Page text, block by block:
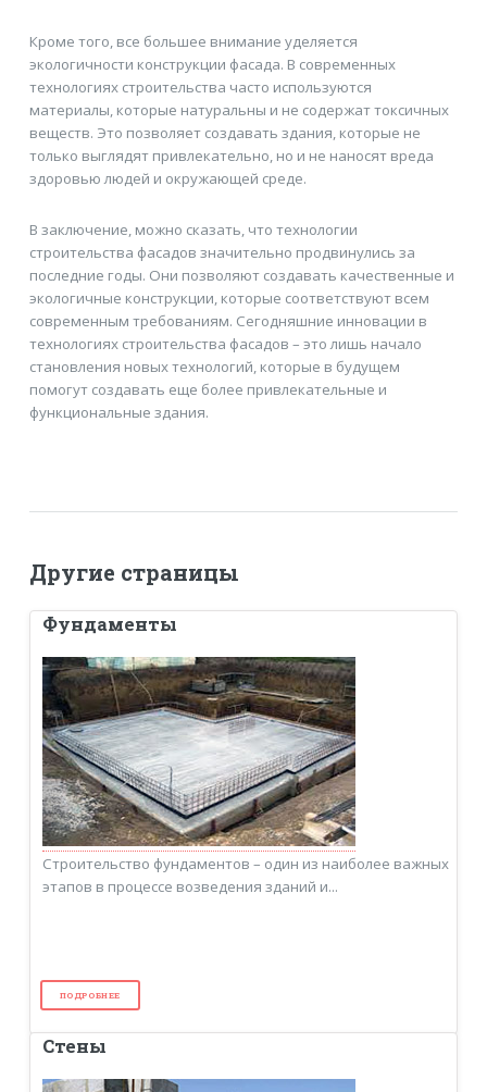
Кроме того, все большее внимание уделяется
экологичности конструкции фасада. В современных
технологиях строительства часто используются
материалы, которые натуральны и не содержат токсичных
веществ. Это позволяет создавать здания, которые не
только выглядят привлекательно, но и не наносят вреда
здоровью людей и окружающей среде.
В заключение, можно сказать, что технологии
строительства фасадов значительно продвинулись за
последние годы. Они позволяют создавать качественные и
экологичные конструкции, которые соответствуют всем
современным требованиям. Сегодняшние инновации в
технологиях строительства фасадов – это лишь начало
становления новых технологий, которые в будущем
помогут создавать еще более привлекательные и
функциональные здания.
Другие страницы
Фундаменты
Строительство фундаментов – один из наиболее важных
этапов в процессе возведения зданий и...
ПОДРОБНЕЕ
Стены